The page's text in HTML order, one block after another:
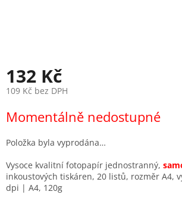
132 Kč
109 Kč bez DPH
cena:
Momentálně nedostupné
Položka byla vyprodána…
Vysoce kvalitní fotopapír jednostranný,
inkoustových tiskáren, 20 listů, rozměr A4,
dpi | A4, 120g